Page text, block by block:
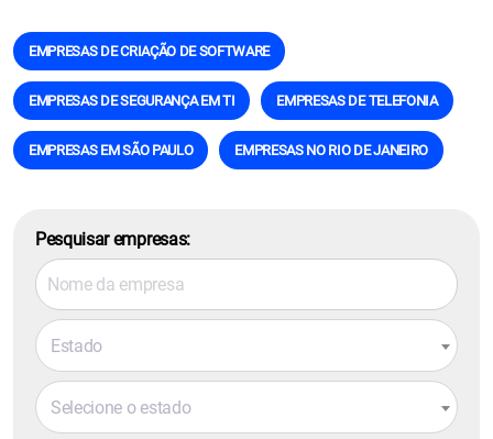
EMPRESAS DE CRIAÇÃO DE SOFTWARE
EMPRESAS DE SEGURANÇA EM TI EMPRESAS DE TELEFONIA
EMPRESAS EM SÃO PAULO EMPRESAS NO RIO DE JANEIRO
Pesquisar empresas:
Estado
Selecione o estado